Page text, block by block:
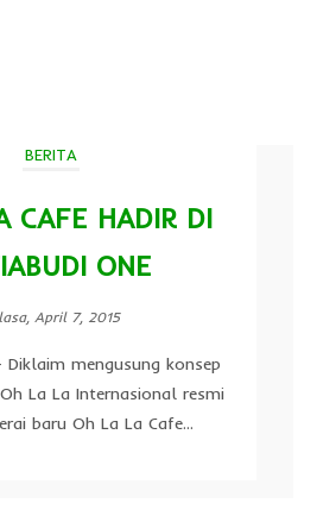
BERITA
CAFE HADIR DI
ONE
April 7, 2015
mengusung konsep
La La Internasional resmi
baru Oh La La Cafe...